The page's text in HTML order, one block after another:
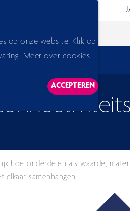
op onze website. Klik op
Meer over cookies
ACCEPTEREN
TRACKING
hoe onderdelen als waarde,
elkaar samenhangen.